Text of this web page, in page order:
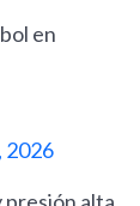
en
2026